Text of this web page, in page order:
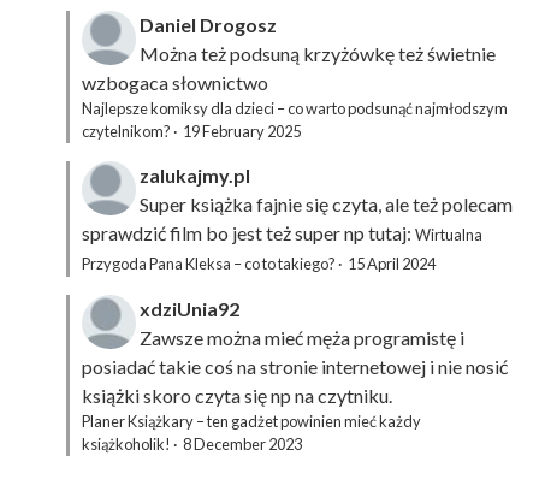
Daniel Drogosz
Można też podsuną krzyżówkęteż świetnie
wzbogaca słownictwo
Najlepsze komiksy dla dzieci – co warto podsunąć najmłodszym
czytelnikom? · 19 February 2025
zalukajmy.pl
Super książka fajnie się czyta, ale też polecam
sprawdzić film bo jest też super np tutaj: Wirtualna
Przygoda Pana Kleksa – co to takiego? · 15 April 2024
xdziUnia92
Zawsze można mieć męża programistę i
posiadać takie coś na stronie internetowej i nie nosić
książki skoro czyta się np na czytniku.
Planer Książkary – ten gadżet powinien mieć każdy
książkoholik! · 8 December 2023